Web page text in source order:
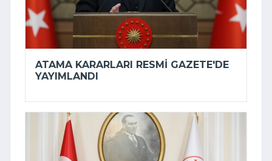
ATAMA KARARLARI RESMI GAZETE'DE
YAYIMLANDI